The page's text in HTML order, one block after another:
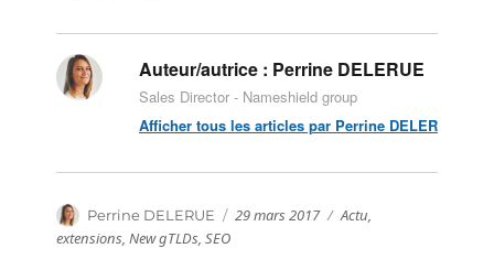
Auteur/autrice : Perrine DELERUE
Sales Director - Nameshield group
Afficher tous les articles par Perrine DELERUE
Auteur
Perrine DELERUE Publié
le
29 mars 2017 Catégories
Actu,
extensions,New gTLDs,SEO